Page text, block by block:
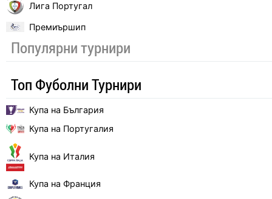
Лига Португал
Премиършип
Популярни турнири
Топ Фуболни Турнири
Купа на България
Купа на Португалия
Купа на Италия
Купа на Франция